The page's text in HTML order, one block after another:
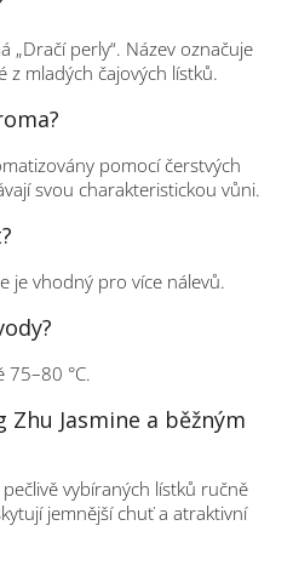
„Dračí perly“. Název označuje
z mladých čajových lístků.
pomocí čerstvých
svou charakteristickou vůni.
je vhodný pro více nálevů.
°C.
Zhu Jasmine a běžným
vybíraných lístků ručně
jemnější chuť a atraktivní